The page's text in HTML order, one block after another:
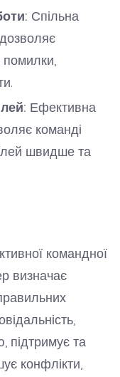
Спільна
Ефективна
команді
швидше та
командної
визначає
підтримує та
конфлікти,